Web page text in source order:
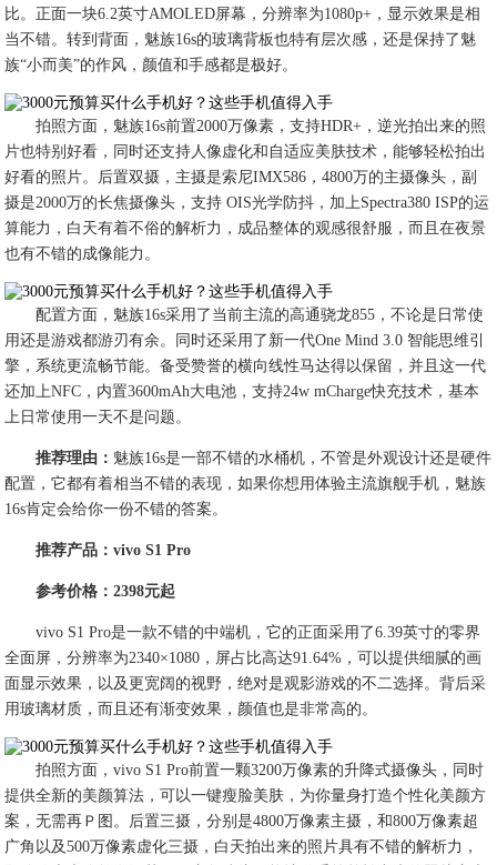
比。正面一块6.2英寸AMOLED屏幕，分辨率为1080p+，显示效果是相
当不错。转到背面，魅族16s的玻璃背板也特有层次感，还是保持了魅
族“小而美”的作风，颜值和手感都是极好。
拍照方面，魅族16s前置2000万像素，支持HDR+，逆光拍出来的照
片也特别好看，同时还支持人像虚化和自适应美肤技术，能够轻松拍出
好看的照片。后置双摄，主摄是索尼IMX586，4800万的主摄像头，副
摄是2000万的长焦摄像头，支持 OIS光学防抖，加上Spectra380 ISP的运
算能力，白天有着不俗的解析力，成品整体的观感很舒服，而且在夜景
也有不错的成像能力。
配置方面，魅族16s采用了当前主流的高通骁龙855，不论是日常使
用还是游戏都游刃有余。同时还采用了新一代One Mind 3.0 智能思维引
擎，系统更流畅节能。备受赞誉的横向线性马达得以保留，并且这一代
还加上NFC，内置3600mAh大电池，支持24w mCharge快充技术，基本
上日常使用一天不是问题。
推荐理由： 魅族16s是一部不错的水桶机，不管是外观设计还是硬件
配置，它都有着相当不错的表现，如果你想用体验主流旗舰手机，魅族
16s肯定会给你一份不错的答案。
推荐产品：vivo S1 Pro
参考价格：2398元起
vivo S1 Pro是一款不错的中端机，它的正面采用了6.39英寸的零界
全面屏，分辨率为2340×1080，屏占比高达91.64%，可以提供细腻的画
面显示效果，以及更宽阔的视野，绝对是观影游戏的不二选择。背后采
用玻璃材质，而且还有渐变效果，颜值也是非常高的。
拍照方面，vivo S1 Pro前置一颗3200万像素的升降式摄像头，同时
提供全新的美颜算法，可以一键瘦脸美肤，为你量身打造个性化美颜方
案，无需再Ｐ图。后置三摄，分别是4800万像素主摄，和800万像素超
广角以及500万像素虚化三摄，白天拍出来的照片具有不错的解析力，